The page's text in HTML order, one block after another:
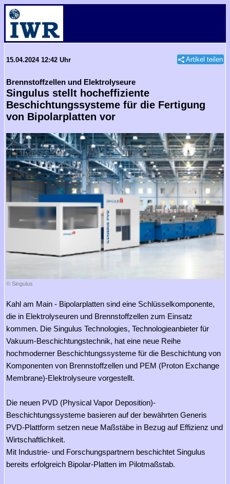
15.04.2024 12:42 Uhr Artikel teilen
Brennstoffzellen und Elektrolyseure
Singulus stellt hocheffiziente
Beschichtungssysteme für die Fertigung
von Bipolarplatten vor
© Singulus
Kahl am Main - Bipolarplatten sind eine Schlüsselkomponente,
die in Elektrolyseuren und Brennstoffzellen zum Einsatz
kommen. Die Singulus Technologies, Technologieanbieter für
Vakuum-Beschichtungstechnik, hat eine neue Reihe
hochmoderner Beschichtungssysteme für die Beschichtung von
Komponenten von Brennstoffzellen und PEM (Proton Exchange
Membrane)-Elektrolyseure vorgestellt.
Die neuen PVD (Physical Vapor Deposition)-
Beschichtungssysteme basieren auf der bewährten Generis
PVD-Plattform setzen neue Maßstäbe in Bezug auf Effizienz und
Wirtschaftlichkeit.
Mit Industrie- und Forschungspartnern beschichtet Singulus
bereits erfolgreich Bipolar-Platten im Pilotmaßstab.